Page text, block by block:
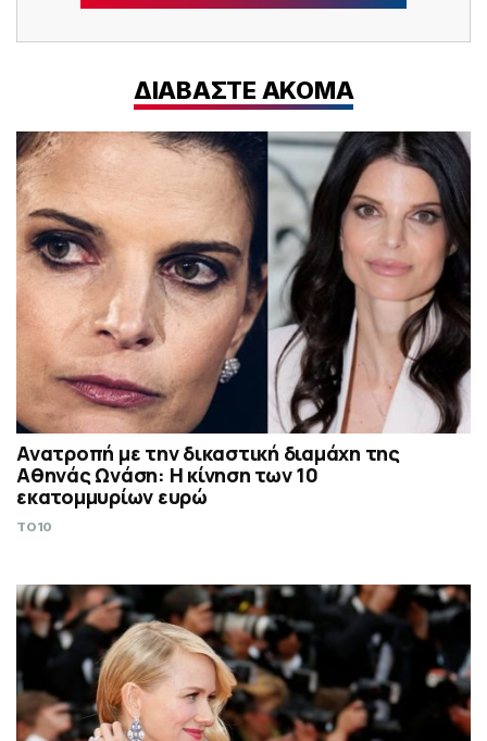
ΔΙΑΒΑΣΤΕ ΑΚΟΜΑ
Ανατροπή με την δικαστική διαμάχη της
Αθηνάς Ωνάση: Η κίνηση των 10
εκατομμυρίων ευρώ
TO10